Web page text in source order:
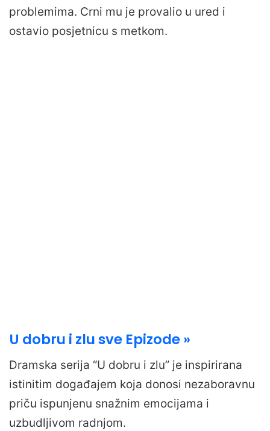
problemima. Crni mu je provalio u ured i
ostavio posjetnicu s metkom.
U dobru i zlu sve Epizode »
Dramska serija “U dobru i zlu” je inspirirana
istinitim događajem koja donosi nezaboravnu
priču ispunjenu snažnim emocijama i
uzbudljivom radnjom.